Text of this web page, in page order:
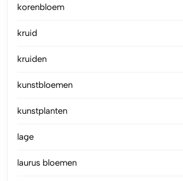
korenbloem
kruid
kruiden
kunstbloemen
kunstplanten
lage
laurus bloemen